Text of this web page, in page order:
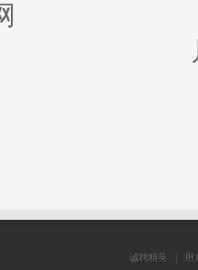
数英
诚聘精英
用